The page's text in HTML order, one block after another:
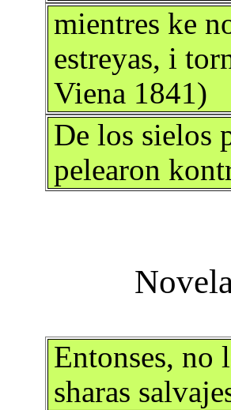
mientres ke
estreyas, i
Viena 1841)
De los sielos
pelearon
Entonses, no
sharas